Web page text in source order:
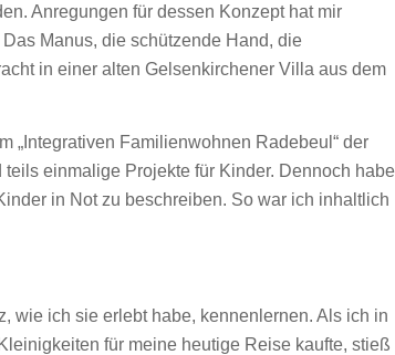
Anregungen für dessen Konzept hat mir
Manus, die schützende Hand, die
in einer alten Gelsenkirchener Villa aus dem
„Integrativen Familienwohnen Radebeul“ der
einmalige Projekte für Kinder. Dennoch habe
in Not zu beschreiben. So war ich inhaltlich
wie ich sie erlebt habe, kennenlernen. Als ich in
für meine heutige Reise kaufte, stieß